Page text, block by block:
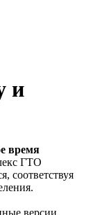
и
время
ГТО
соответствуя
версии